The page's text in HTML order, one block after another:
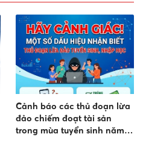
Cảnh báo các thủ đoạn lừa
đảo chiếm đoạt tài sản
trong mùa tuyển sinh năm